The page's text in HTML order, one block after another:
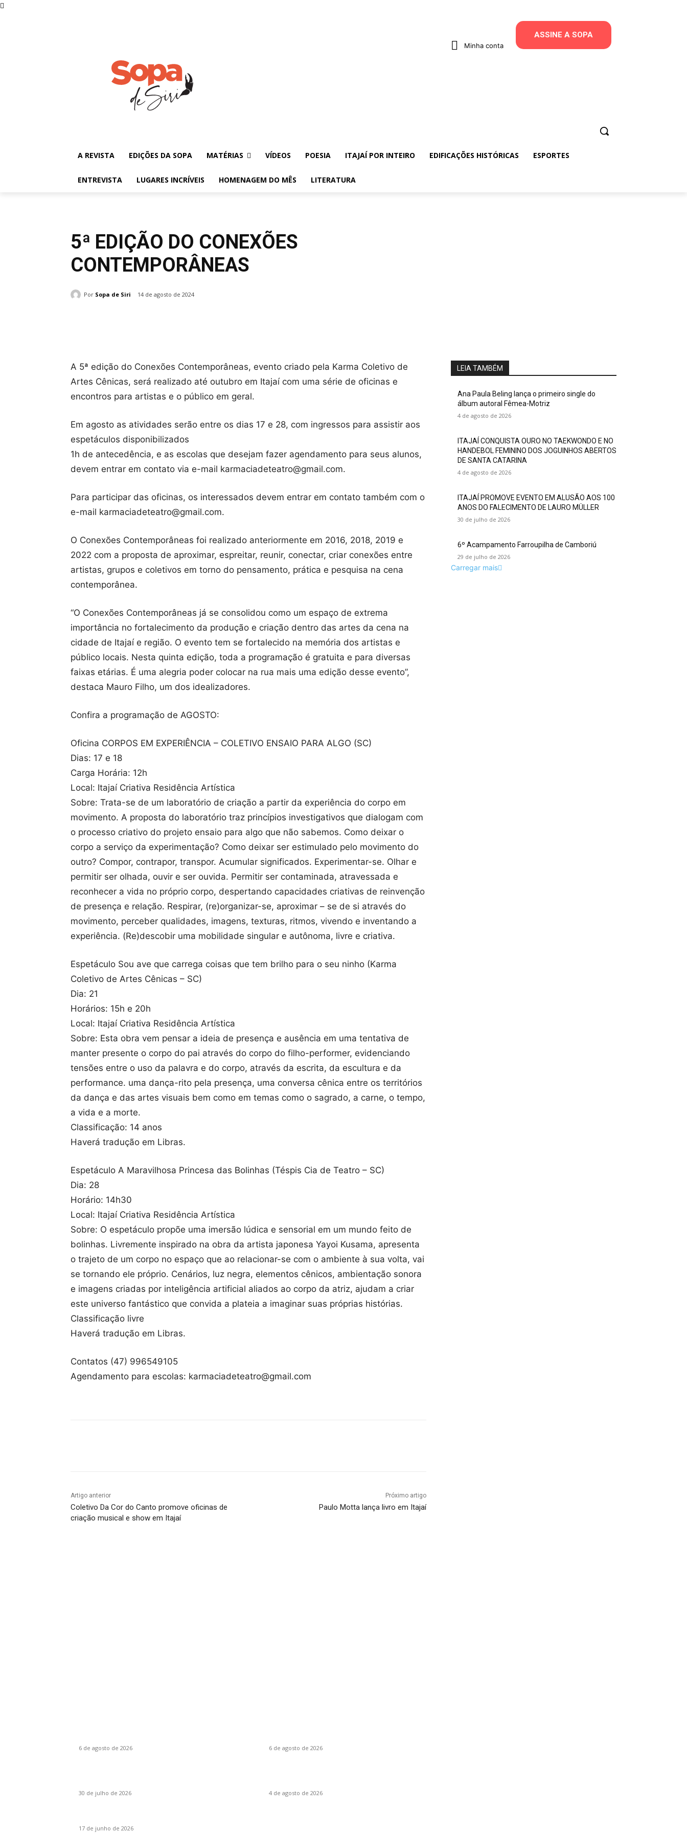
Minha conta
ASSINE A SOPA
A REVISTA EDIÇÕES DA SOPA MATÉRIAS VÍDEOS POESIA ITAJAÍ POR INTEIRO EDIFICAÇÕES HISTÓRICAS ESPORTES
ENTREVISTA LUGARES INCRÍVEIS HOMENAGEM DO MÊS LITERATURA
5ª EDIÇÃO DO CONEXÕES
CONTEMPORÂNEAS
Por Sopa de Siri 14 de agosto de 2024
A 5ª edição do Conexões Contemporâneas, evento criado pela Karma Coletivo de
Artes Cênicas, será realizado até outubro em Itajaí com uma série de oficinas e
encontros para artistas e o público em geral.
Em agosto as atividades serão entre os dias 17 e 28, com ingressos para assistir aos
espetáculos disponibilizados
1h de antecedência, e as escolas que desejam fazer agendamento para seus alunos,
devem entrar em contato via e-mail karmaciadeteatro@gmail.com.
Para participar das oficinas, os interessados devem entrar em contato também com o
e-mail karmaciadeteatro@gmail.com.
O Conexões Contemporâneas foi realizado anteriormente em 2016, 2018, 2019 e
2022 com a proposta de aproximar, espreitar, reunir, conectar, criar conexões entre
artistas, grupos e coletivos em torno do pensamento, prática e pesquisa na cena
contemporânea.
“O Conexões Contemporâneas já se consolidou como um espaço de extrema
importância no fortalecimento da produção e criação dentro das artes da cena na
cidade de Itajaí e região. O evento tem se fortalecido na memória dos artistas e
público locais. Nesta quinta edição, toda a programação é gratuita e para diversas
faixas etárias. É uma alegria poder colocar na rua mais uma edição desse evento”,
destaca Mauro Filho, um dos idealizadores.
Confira a programação de AGOSTO:
Oficina CORPOS EM EXPERIÊNCIA – COLETIVO ENSAIO PARA ALGO (SC)
Dias: 17 e 18
Carga Horária: 12h
Local: Itajaí Criativa Residência Artística
Sobre: Trata-se de um laboratório de criação a partir da experiência do corpo em
movimento. A proposta do laboratório traz princípios investigativos que dialogam com
o processo criativo do projeto ensaio para algo que não sabemos. Como deixar o
corpo a serviço da experimentação? Como deixar ser estimulado pelo movimento do
outro? Compor, contrapor, transpor. Acumular significados. Experimentar-se. Olhar e
permitir ser olhada, ouvir e ser ouvida. Permitir ser contaminada, atravessada e
reconhecer a vida no próprio corpo, despertando capacidades criativas de reinvenção
de presença e relação. Respirar, (re)organizar-se, aproximar – se de si através do
movimento, perceber qualidades, imagens, texturas, ritmos, vivendo e inventando a
experiência. (Re)descobir uma mobilidade singular e autônoma, livre e criativa.
Espetáculo Sou ave que carrega coisas que tem brilho para o seu ninho (Karma
Coletivo de Artes Cênicas – SC)
Dia: 21
Horários: 15h e 20h
Local: Itajaí Criativa Residência Artística
Sobre: Esta obra vem pensar a ideia de presença e ausência em uma tentativa de
manter presente o corpo do pai através do corpo do filho-performer, evidenciando
tensões entre o uso da palavra e do corpo, através da escrita, da escultura e da
performance. uma dança-rito pela presença, uma conversa cênica entre os territórios
da dança e das artes visuais bem como em temas como o sagrado, a carne, o tempo,
a vida e a morte.
Classificação: 14 anos
Haverá tradução em Libras.
Espetáculo A Maravilhosa Princesa das Bolinhas (Téspis Cia de Teatro – SC)
Dia: 28
Horário: 14h30
Local: Itajaí Criativa Residência Artística
Sobre: O espetáculo propõe uma imersão lúdica e sensorial em um mundo feito de
bolinhas. Livremente inspirado na obra da artista japonesa Yayoi Kusama, apresenta
o trajeto de um corpo no espaço que ao relacionar-se com o ambiente à sua volta, vai
se tornando ele próprio. Cenários, luz negra, elementos cênicos, ambientação sonora
e imagens criadas por inteligência artificial aliados ao corpo da atriz, ajudam a criar
este universo fantástico que convida a plateia a imaginar suas próprias histórias.
Classificação livre
Haverá tradução em Libras.
Contatos (47) 996549105
Agendamento para escolas: karmaciadeteatro@gmail.com
Artigo anterior
Coletivo Da Cor do Canto promove oficinas de
criação musical e show em Itajaí
Próximo artigo
Paulo Motta lança livro em Itajaí
LEIA TAMBÉM
Ana Paula Beling lança o primeiro single do
álbum autoral Fêmea-Motriz
4 de agosto de 2026
ITAJAÍ CONQUISTA OURO NO TAEKWONDO E NO
HANDEBOL FEMININO DOS JOGUINHOS ABERTOS
DE SANTA CATARINA
4 de agosto de 2026
ITAJAÍ PROMOVE EVENTO EM ALUSÃO AOS 100
ANOS DO FALECIMENTO DE LAURO MÜLLER
30 de julho de 2026
6º Acampamento Farroupilha de Camboriú
29 de julho de 2026
Carregar mais
6 de agosto de 2026
30 de julho de 2026
17 de junho de 2026
6 de agosto de 2026
4 de agosto de 2026